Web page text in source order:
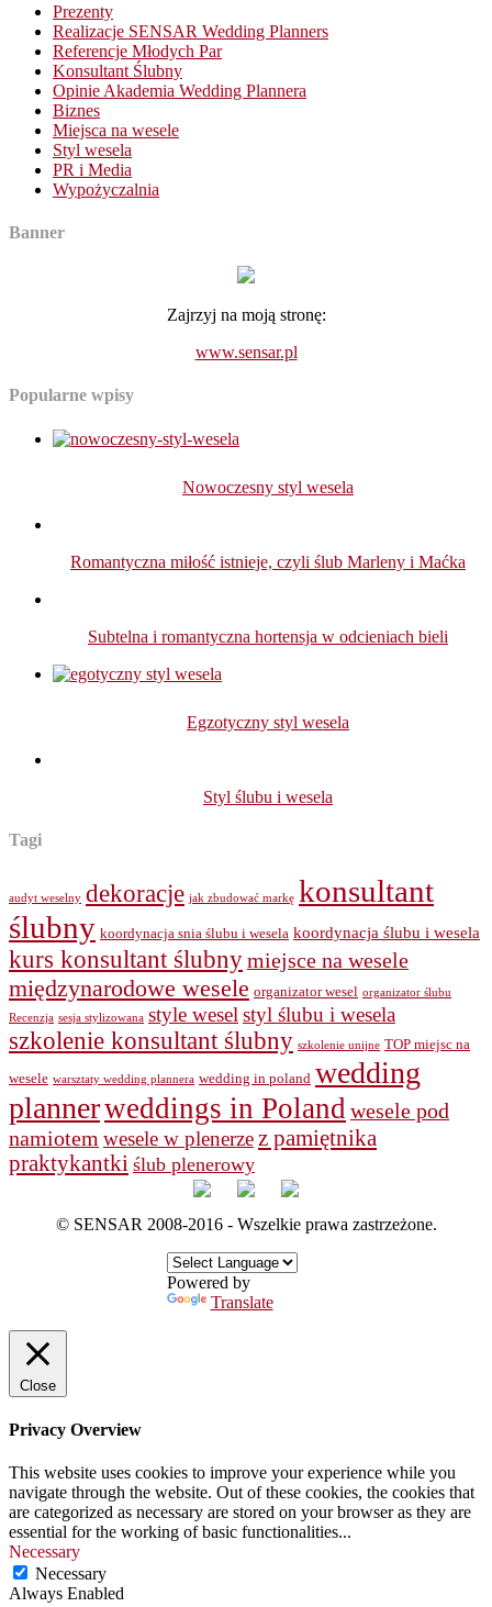
Prezenty
Realizacje SENSAR Wedding Planners
Referencje Młodych Par
Konsultant Ślubny
Opinie Akademia Wedding Plannera
Biznes
Miejsca na wesele
Styl wesela
PR i Media
Wypożyczalnia
Banner
Zajrzyj na moją stronę:
www.sensar.pl
Popularne wpisy
Nowoczesny styl wesela
Romantyczna miłość istnieje, czyli ślub Marleny i Maćka
Subtelna i romantyczna hortensja w odcieniach bieli
Egzotyczny styl wesela
Styl ślubu i wesela
Tagi
audyt weselny dekoracje jak zbudować markę konsultant
ślubny koordynacja snia ślubu i wesela koordynacja ślubu i wesela
kurs konsultant ślubnymiejsce na wesele
międzynarodowe wesele organizator wesel organizator ślubu
Recenzja sesja stylizowana style weselstyl ślubu i wesela
szkolenie konsultant ślubny szkolenie unijne TOP miejsc na
wesele warsztaty wedding plannera wedding in poland wedding
plannerweddings in Polandwesele pod
namiotem wesele w plenerze z pamiętnika
praktykantki ślub plenerowy
© SENSAR 2008-2016 - Wszelkie prawa zastrzeżone.
Powered by
Translate
Close
Privacy Overview
This website uses cookies to improve your experience while you
navigate through the website. Out of these cookies, the cookies that
are categorized as necessary are stored on your browser as they are
essential for the working of basic functionalities...
Necessary
Necessary
Always Enabled